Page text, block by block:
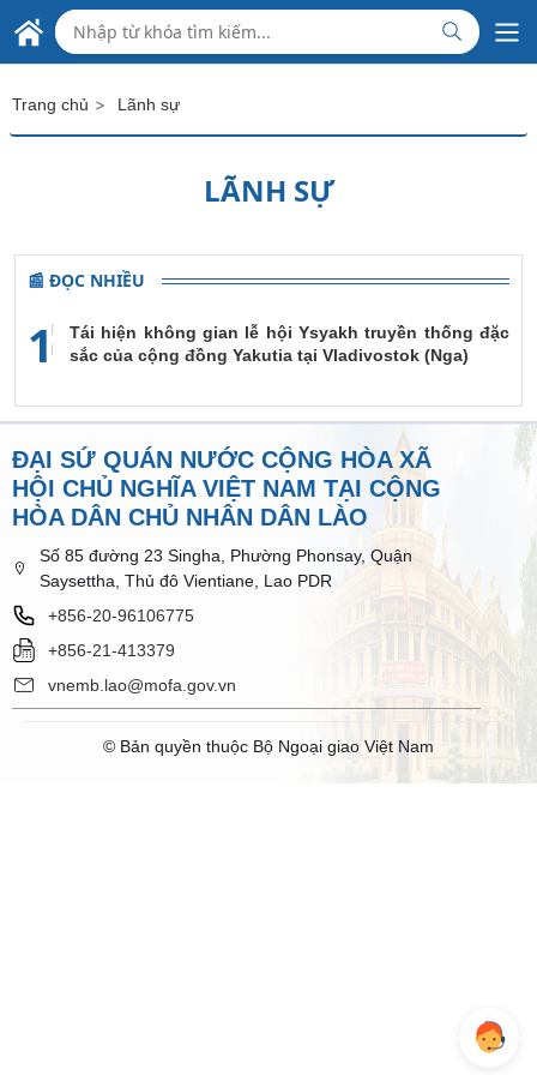
Skip to Main Content
ĐẠI SỨ QUÁN VIỆT NAM
TẠI CỘNG HÒA DÂN CHỦ NHÂN DÂN LÀO
Trang chủ > Lãnh sự
LÃNH SỰ
📰 ĐỌC NHIỀU
1
Tái hiện không gian lễ hội Ysyakh truyền thống đặc
sắc của cộng đồng Yakutia tại Vladivostok (Nga)
ĐẠI SỨ QUÁN NƯỚC CỘNG HÒA XÃ
HỘI CHỦ NGHĨA VIỆT NAM TẠI CỘNG
HÒA DÂN CHỦ NHÂN DÂN LÀO
Số 85 đường 23 Singha, Phường Phonsay, Quận
Saysettha, Thủ đô Vientiane, Lao PDR
+856-20-96106775
+856-21-413379
vnemb.lao@mofa.gov.vn
© Bản quyền thuộc Bộ Ngoại giao Việt Nam